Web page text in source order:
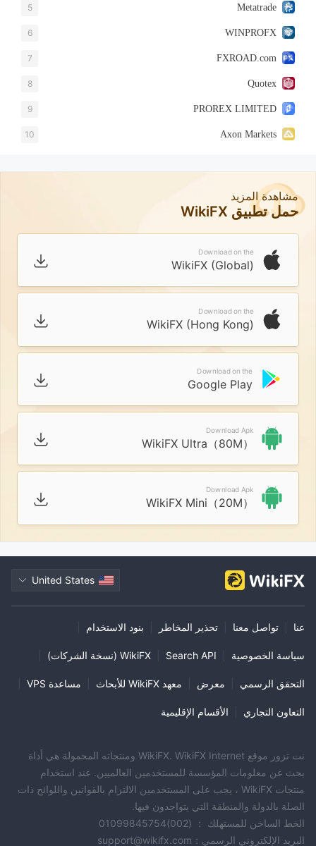
Metatrade
5
WINPROFX
6
FXROAD.com
7
Quotex
8
PROREX LIMITED
9
Axon Markets
10
مشاهدة المزيد
حمل تطبيق WikiFX
Download on the
WikiFX (Global)
Download on the
WikiFX (Hong Kong)
Download on the
Google Play
Download Apk
WikiFX Ultra（80M）
Download Apk
WikiFX Mini（20M）
United States
عنا تواصل معنا تحذير المخاطر بنود الاستخدام
سياسة الخصوصية Search API WikiFX (نسخة الشركات)
التحقق الرسمي معرض معهد WikiFX للأبحاث مساعدة VPS
التعاون التجاري الأقسام الإقليمية
نت تزور موقع WikiFX. WikiFX Internet ومنتجاته المحمولة هي أداة
بحث عن معلومات المؤسسة للمستخدمين العالميين. عند استخدام
منتجات WikiFX ، يجب على المستخدمين الالتزام بالقوانين واللوائح ذات
الصلة بالدولة والمنطقة التي يتواجدون فيها.
الخط الساخن للمستهلك ： (002)01099845754
البريد الإلكتروني الرسمي：support@wikifx.com